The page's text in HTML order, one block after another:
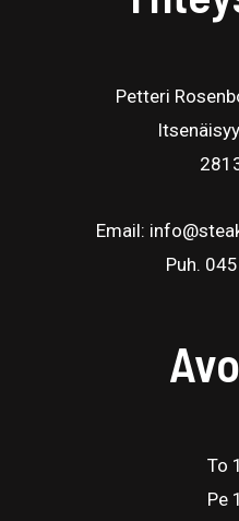
Petteri
Email:
Puh.
To
Pe